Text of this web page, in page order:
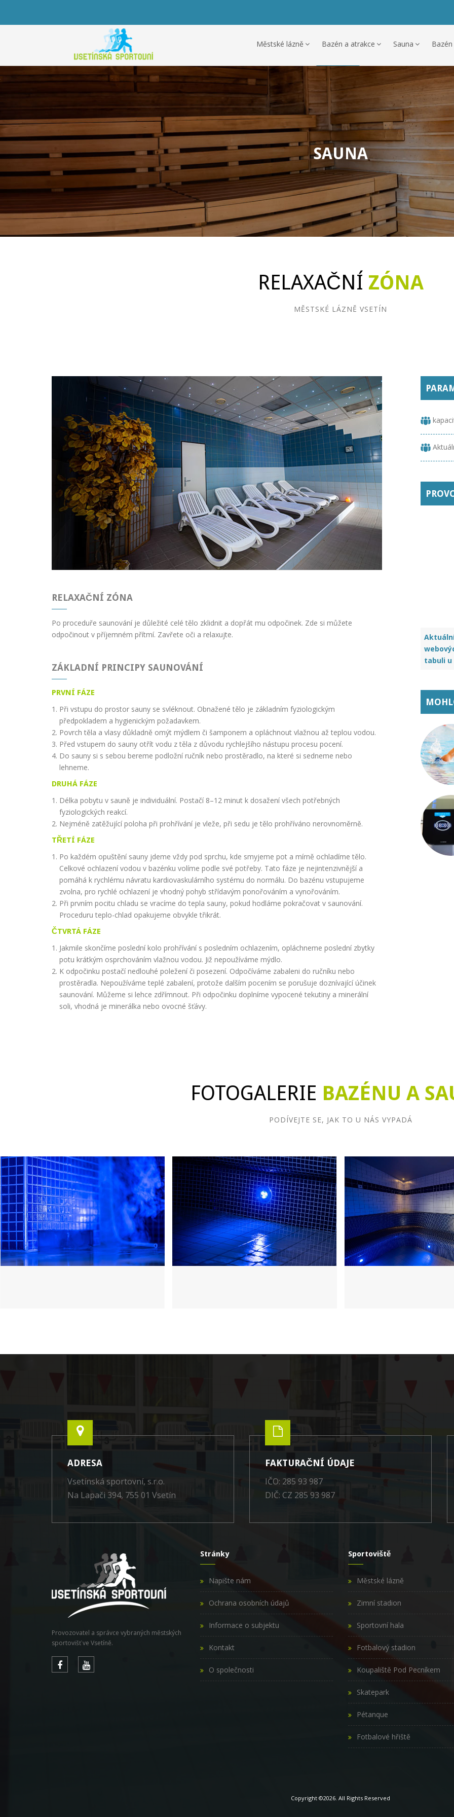
Městské lázně Bazén a atrakce Sauna
SAUNA
RELAXAČNÍ ZÓNA
MĚSTSKÉ LÁZNĚ VSETÍN
RELAXAČNÍ ZÓNA
Po proceduře saunování je důležité celé tělo zklidnit a dopřát mu odpočinek. Zde si můžete
odpočinout v příjemném přítmí. Zavřete oči a relaxujte.
ZÁKLADNÍ PRINCIPY SAUNOVÁNÍ
PRVNÍ FÁZE
Při vstupu do prostor sauny se svléknout. Obnažené tělo je základním fyziologickým
předpokladem a hygienickým požadavkem.
Povrch těla a vlasy důkladně omýt mýdlem či šamponem a opláchnout vlažnou až teplou vodou.
Před vstupem do sauny otřít vodu z těla z důvodu rychlejšího nástupu procesu pocení.
Do sauny si s sebou bereme podložní ručník nebo prostěradlo, na které si sedneme nebo
lehneme.
DRUHÁ FÁZE
Délka pobytu v sauně je individuální. Postačí 8–12 minut k dosažení všech potřebných
fyziologických reakcí.
Nejméně zatěžující poloha při prohřívání je vleže, při sedu je tělo prohříváno nerovnoměrně.
TŘETÍ FÁZE
Po každém opuštění sauny jdeme vždy pod sprchu, kde smyjeme pot a mírně ochladíme tělo.
Celkové ochlazení vodou v bazénku volíme podle své potřeby. Tato fáze je nejintenzivnější a
pomáhá k rychlému návratu kardiovaskulárního systému do normálu. Do bazénu vstupujeme
zvolna, pro rychlé ochlazení je vhodný pohyb střídavým ponořováním a vynořováním.
Při prvním pocitu chladu se vracíme do tepla sauny, pokud hodláme pokračovat v saunování.
Proceduru teplo-chlad opakujeme obvykle třikrát.
ČTVRTÁ FÁZE
Jakmile skončíme poslední kolo prohřívání s posledním ochlazením, opláchneme poslední zbytky
potu krátkým osprchováním vlažnou vodou. Již nepoužíváme mýdlo.
K odpočinku postačí nedlouhé poležení či posezení. Odpočíváme zabaleni do ručníku nebo
prostěradla. Nepoužíváme teplé zabalení, protože dalším pocením se porušuje doznívající účinek
saunování. Můžeme si lehce zdřímnout. Při odpočinku doplníme vypocené tekutiny a minerální
soli, vhodná je minerálka nebo ovocné šťávy.
tabuli u
FOTOGALERIE BAZÉNU A
PODÍVEJTE SE, JAK TO U NÁS VYPADÁ
ADRESA
Vsetínská sportovní, s.r.o.
Na Lapači 394, 755 01 Vsetín
FAKTURAČNÍ ÚDAJE
IČO: 285 93 987
DIČ: CZ 285 93 987
Provozovatel a správce vybraných městských
sportovišť ve Vsetíně.
Stránky
Napište nám
Ochrana osobních údajů
Informace o subjektu
Kontakt
O společnosti
Sportoviště
Městské lázně
Zimní stadion
Sportovní hala
Fotbalový stadion
Koupaliště Pod Pecníkem
Skatepark
Pétanque
Fotbalové hřiště
Copyright ©2026. All Rights Reserved